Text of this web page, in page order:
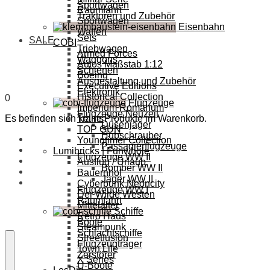
Sportwagen
Traktoren und Zubehör
Eisenbahn
Sets
Triebwagen
Waggons
Schienen
Ausgestaltung und Zubehör
Elektronik
Flugzeuge
Flugzeuge Neuzeit
Düsenjäger
Hubschrauber
Passagierflugzeuge
Flugzeuge WW II
Bomber WW II
Jäger WW II
Flugzeuge WW I
Raumfahrt
Schiffe
Boote
Schlachtschiffe
Flugzeugträger
Zerstörer
U-Boote
Raumfahrt
Sportwagen
Waffen
COBI
Armed Forces
Autos Maßstab 1:12
Boeing
Executive Editions
Historical Collection
Imperium Romanum
Trains
TOP GUN
Youngtimer Collection
Lumibricks | Funwhole
Ausflug / Urlaub
Bauernhof
Cyberpunk Neoncity
Der Wilde Westen
Mittelalter
Retro Haus
Steampunk
Streetfusion
Town Life
X Series
SALE
0
Es befinden sich keine Produkte im Warenkorb.